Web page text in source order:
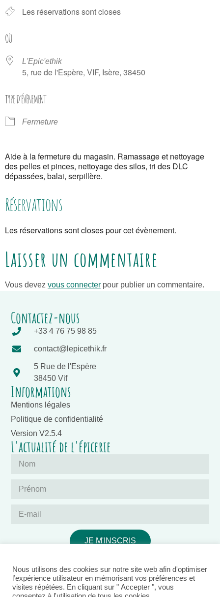
Les réservations sont closes
OÙ
L'Epic'ethik
5, rue de l'Espère, VIF, Isère, 38450
TYPE D’ÉVÈNEMENT
Fermeture
Aide à la fermeture du magasin. Ramassage et nettoyage
des pelles et pinces, nettoyage des silos, tri des DLC
dépassées, balai, serpillère.
Réservations
Les réservations sont closes pour cet évènement.
Laisser un commentaire
Vous devez vous connecter pour publier un commentaire.
Contactez-nous
+33 4 76 75 98 85
contact@lepicethik.fr
5 Rue de l'Espère
38450 Vif
Informations
Mentions légales
Politique de confidentialité
Version V2.5.4
L'actualité de l'épicerie
JE M'INSCRIS
Nous utilisons des cookies sur notre site web afin d'optimiser
l’expérience utilisateur en mémorisant vos préférences et
visites répétées. En cliquant sur " Accepter ", vous